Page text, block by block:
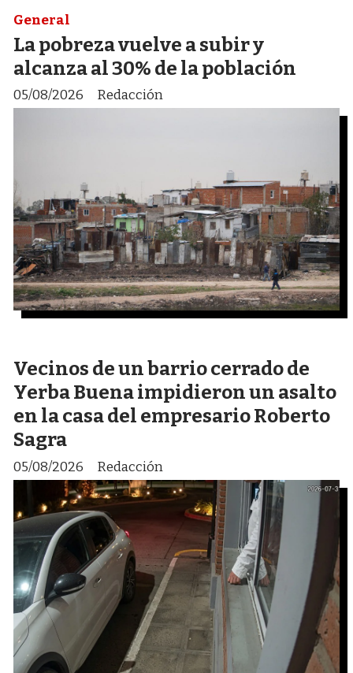
La pobreza vuelve a subir y
alcanza al 30% de la población
Redacción
General
05/08/2026
Vecinos de un barrio cerrado de
Yerba Buena impidieron un asalto
en la casa del empresario Roberto
Sagra
Redacción
05/08/2026